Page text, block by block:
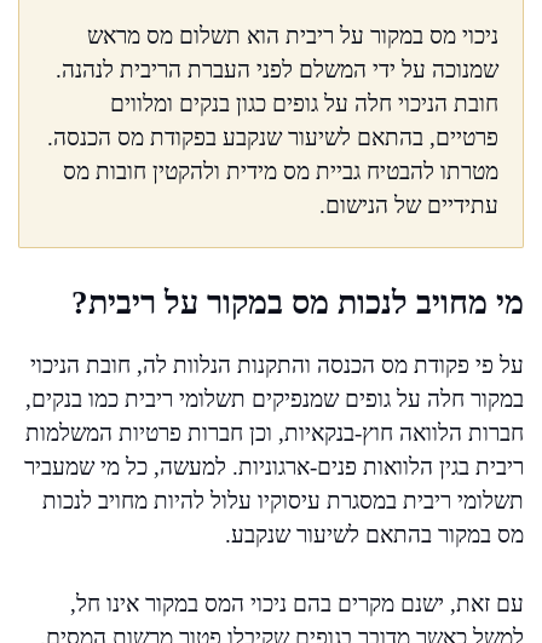
ניכוי מס במקור על ריבית הוא תשלום מס מראש
שמנוכה על ידי המשלם לפני העברת הריבית לנהנה.
חובת הניכוי חלה על גופים כגון בנקים ומלווים
פרטיים, בהתאם לשיעור שנקבע בפקודת מס הכנסה.
מטרתו להבטיח גביית מס מידית ולהקטין חובות מס
עתידיים של הנישום.
מי מחויב לנכות מס במקור על ריבית?
על פי פקודת מס הכנסה והתקנות הנלוות לה, חובת הניכוי
במקור חלה על גופים שמנפיקים תשלומי ריבית כמו בנקים,
חברות הלוואה חוץ-בנקאיות, וכן חברות פרטיות המשלמות
ריבית בגין הלוואות פנים-ארגוניות. למעשה, כל מי שמעביר
תשלומי ריבית במסגרת עיסוקיו עלול להיות מחויב לנכות
מס במקור בהתאם לשיעור שנקבע.
עם זאת, ישנם מקרים בהם ניכוי המס במקור אינו חל,
למשל כאשר מדובר בגופים שקיבלו פטור מרשות המסים.